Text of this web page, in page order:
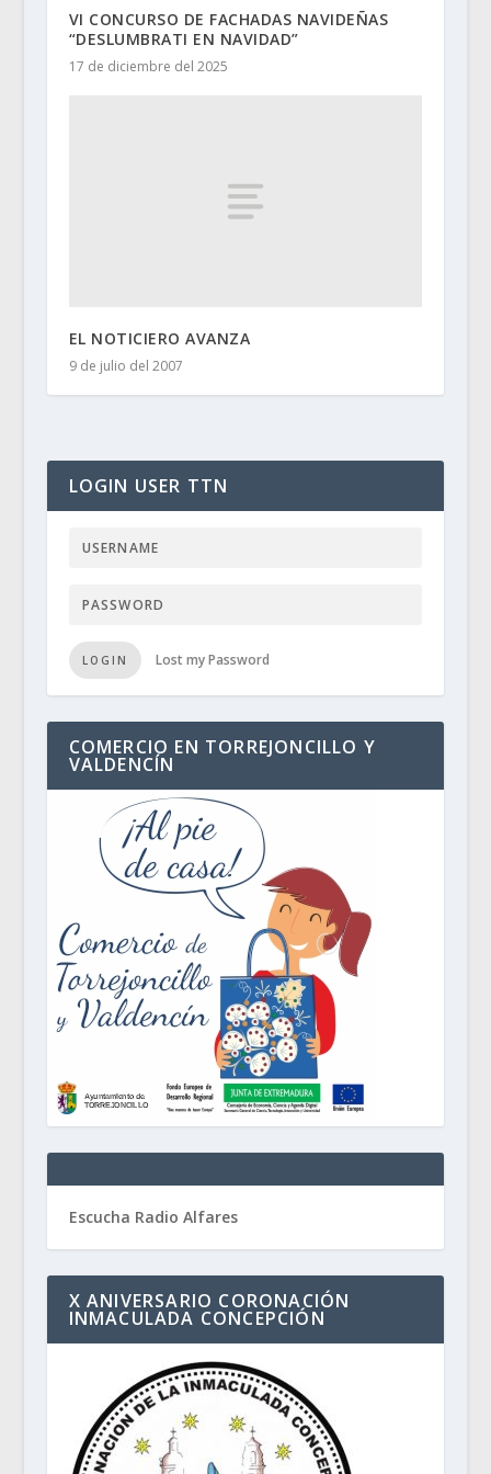
VI CONCURSO DE FACHADAS NAVIDEÑAS
“DESLUMBRATI EN NAVIDAD”
17 de diciembre del 2025
EL NOTICIERO AVANZA
9 de julio del 2007
LOGIN USER TTN
LOGIN Lost my Password
COMERCIO EN TORREJONCILLO Y
VALDENCÍN
Escucha Radio Alfares
X ANIVERSARIO CORONACIÓN
INMACULADA CONCEPCIÓN